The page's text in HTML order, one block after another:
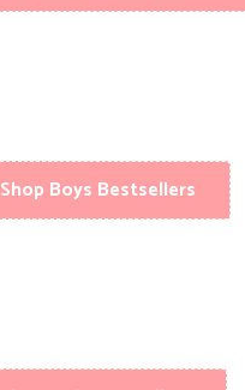
Shop Boys Bestsellers